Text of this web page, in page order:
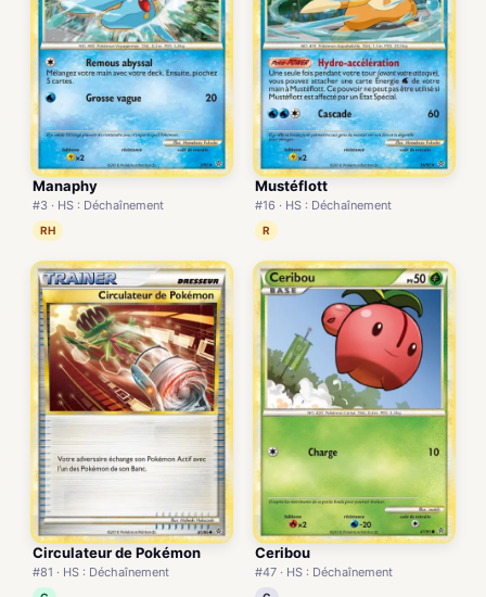
Manaphy
#3 · HS : Déchaînement
RH
Mustéflott
#16 · HS : Déchaînement
R
Circulateur de Pokémon
#81 · HS : Déchaînement
Ceribou
#47 · HS : Déchaînement